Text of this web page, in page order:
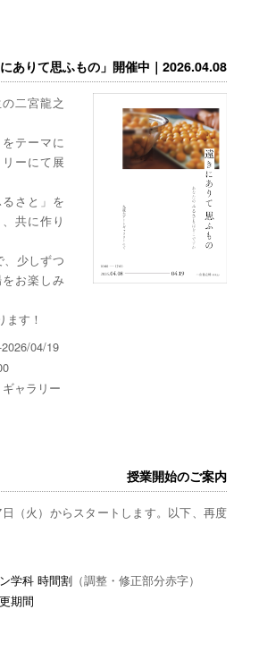
ありて思ふもの」開催中｜2026.04.08
二宮龍之
テーマに
ーにて展
さと」を
共に作り
、少しずつ
お楽しみ
す！
04/19
ャラリー
授業開始のご案内
（火）からスタートします。以下、再度
学科 時間割 （調整・修正部分赤字）
期間